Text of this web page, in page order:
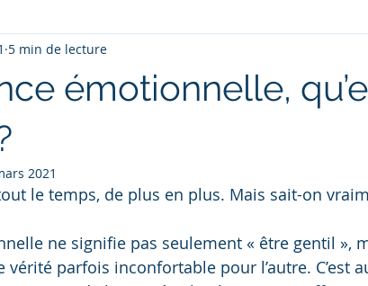
émotionnelle,
5 min de lecture
2021
le temps, de plus en plus. Mais sait-on
ne signifie pas seulement « être gentil »,
parfois inconfortable pour l’autre. C’est